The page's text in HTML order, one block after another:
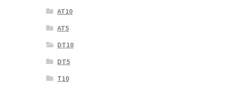
AT10
AT5
DT10
DT5
T10